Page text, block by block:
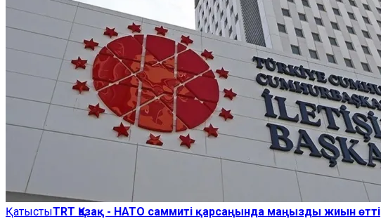
ҚатыстыTRT Қазақ - НАТО саммиті қарсаңында маңызды жиын өтті